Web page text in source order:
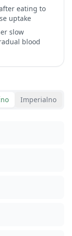
eating to
uptake
slow
blood
Imperialno